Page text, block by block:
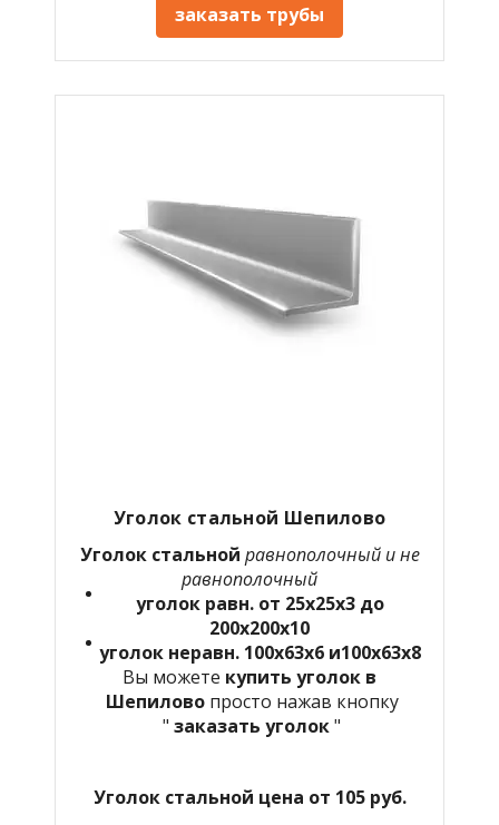
заказать трубы
Уголок стальной Шепилово
Уголок стальной равнополочный и не
равнополочный
уголок равн. от 25х25х3 до
200х200х10
уголок неравн. 100х63х6 и100х63х8
Вы можете купить уголок в
Шепилово просто нажав кнопку
" заказать уголок"
Уголок стальной цена от 105 руб.